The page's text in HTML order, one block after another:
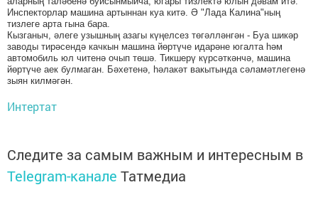
Инспекторлар машина артыннан куа китә. Ә "Лада Калина"ның
тизлеге арта гына бара.
Кызганыч, әлеге узышның азагы күңелсез төгәлләнгән - Буа шикәр
заводы тирәсендә качкын машина йөртүче идарәне югалта һәм
автомобиль юл читенә очып төшә. Тикшерү күрсәткәнчә, машина
йөртүче аек булмаган. Бәхетенә, һәлакәт вакытында сәламәтлегенә
зыян килмәгән.
Интертат
Следите за самым важным и интересным в
Telegram-канале Татмедиа